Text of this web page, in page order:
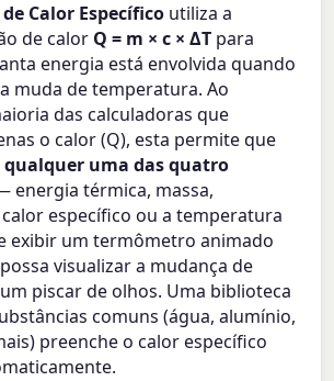
Calor Específico utiliza a
de calor Q = m × c × ΔT para
energia está envolvida quando
muda de temperatura. Ao
das calculadoras que
o calor (Q), esta permite que
uma das quatro
energia térmica, massa,
específico ou a temperatura
exibir um termômetro animado
visualizar a mudança de
piscar de olhos. Uma biblioteca
comuns (água, alumínio,
preenche o calor específico